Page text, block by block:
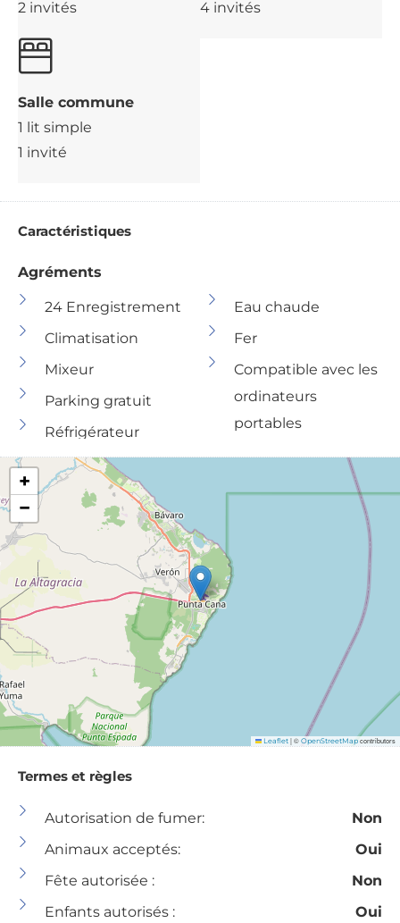
2 invités 4 invités
Salle commune
1 lit simple
1 invité
Caractéristiques
Agréments
24 Enregistrement
Climatisation
Mixeur
Parking gratuit
Réfrigérateur
Sèche-cheveux
Eau chaude
Fer
Compatible avec les
ordinateurs
portables
Poêle
+
−
Leaflet |© OpenStreetMap contributors
Termes et règles
Autorisation de fumer:
Non
Animaux acceptés:
Oui
Fête autorisée :
Non
Enfants autorisés :
Oui